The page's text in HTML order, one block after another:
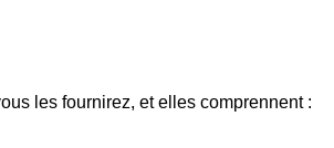
les fournirez, et elles comprennent :